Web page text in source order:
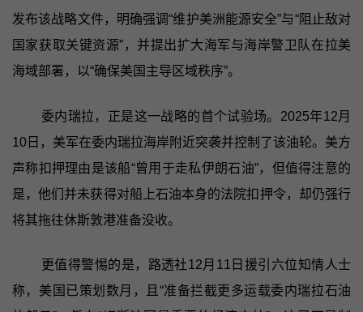
发布该战略文件，明确强调“维护美洲能源安全”与“阻止敌对
国家获取关键资源”，并提出扩大海军与海岸警卫队在拉美
海域部署，以“确保美国主导区域秩序”。
委内瑞拉，正是这一战略的首个试验场。2025年12月
10日，美军在委内瑞拉海岸附近突袭并控制了该油轮。美方
声称扣押理由是该船“曾用于走私伊朗石油”，但值得注意的
是，他们并未获得对船上石油本身的法院扣押令，却仍强行
将其拖往休斯敦港准备没收。
更值得警惕的是，路透社12月11日援引六位知情人士
称，美国已策划数月，且“准备拦截更多运载委内瑞拉石油